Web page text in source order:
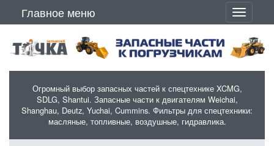
Главное меню
Toggle
Огромный выбор запасных частей к спецтехнике XCMG,
SDLG, Shantui. Запасные части к двигателям Weichai,
Shanghau, Deutz, Yuchai, Cummins. Фильтры для спецтехники:
масляные, топливные, воздушные, гидравлика.